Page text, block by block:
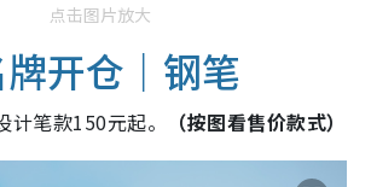
点击图片放大
开仓｜钢笔
笔款150元起。 （按图看售价款式）